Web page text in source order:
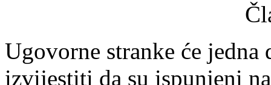
Ugovorne stranke će
izvijestiti da su ispunjeni